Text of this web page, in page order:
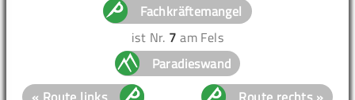
Fachkräftemangel
ist Nr. 7 am Fels
Paradieswand